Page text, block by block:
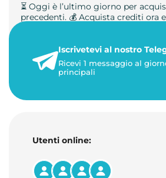
⏳ Oggi è l’ultimo giorno per
precedenti. 💰 Acquista crediti ora
23 maggio 2026
1 minuto di lettura
Iscrivetevi al nostro
Ricevi 1 messaggio al
principali
Utenti online: